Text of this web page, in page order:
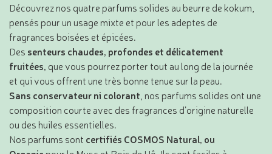
Découvrez nos quatre parfums solides au beurre de kokum,
pensés pour un usage mixte et pour les adeptes de
fragrances boisées et épicées.
Des senteurs chaudes, profondes et délicatement
fruitées, que vous pourrez porter tout au long de la journée
et qui vous offrent une très bonne tenue sur la peau.
Sans conservateur ni colorant, nos parfums solides ont une
composition courte avec des fragrances d’origine naturelle
ou des huiles essentielles.
Nos parfums sont certifiés COSMOS Natural, ou